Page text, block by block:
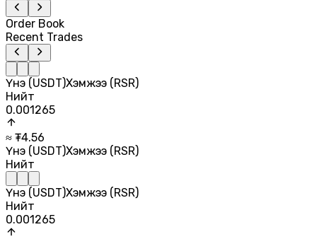
Order Book
Recent Trades
Үнэ (USDT)Хэмжээ (RSR)
Нийт
0.001265
≈ ₮4.56
Үнэ (USDT)Хэмжээ (RSR)
Нийт
Үнэ (USDT)Хэмжээ (RSR)
Нийт
0.001265